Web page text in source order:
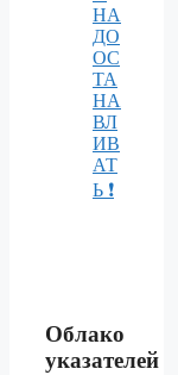
НА
ДО
ОС
ТА
НА
ВЛ
ИВ
АТ
Ь ❗️
Облако
указателей